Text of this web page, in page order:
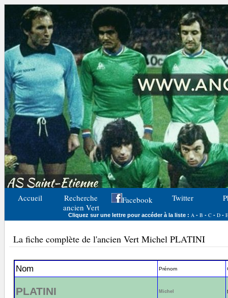
Accueil
Recherche
ancien Vert
Facebook Twitter
Cliquez sur une lettre pour accéder à la liste : A - B - C- D- E
La fiche complète de l'ancien Vert Michel PLATINI
Nom Prénom
PLATINI Michel